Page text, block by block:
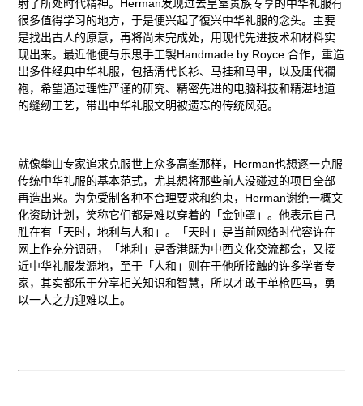
射了所处时代精神。Herman发现过去皇室贵族专享的中华礼服有
很多值得学习的地方，于是便兴起了復兴中华礼服的念头。主要
是找出古人的原意，再将尚未完成处，用现代先进技术和材料实
现出来。最近他便与乐思手工製Handmade by Royce 合作，重造
出多件经典中华礼服，包括清代长衫、马挂和马甲，以及唐代襴
袍，希望通过理性严谨的研究、精密先进的电脑科技和精湛地道
的缝纫工艺，带出中华礼服文明被遗忘的传统风范。
就像攀山专家追求克服世上众多高峯那样，Herman也想逐一克服
传统中华礼服的基本范式，尤其想将那些前人没碰过的项目全部
再造出来。为免受制各种不合理要求和约束，Herman谢绝一概文
化资助计划，笑称它们都是难以穿着的「金钟罩」。他表示自己
胜在有「天时，地利与人和」。「天时」是当前网络时代容许在
网上作充分调研，「地利」是香港既为中西文化交流都会，又接
近中华礼服发源地，至于「人和」则在于他所接触的许多学者专
家，其实都乐于分享相关知识和智慧，所以才敢于单枪匹马，勇
以一人之力迎难以上。